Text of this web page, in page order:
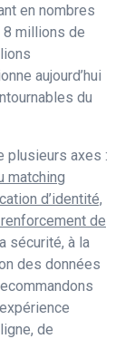
en nombres
8 millions de
aujourd’hui
du
plusieurs axes :
matching
d’identité,
de
sécurité, à la
des données
de